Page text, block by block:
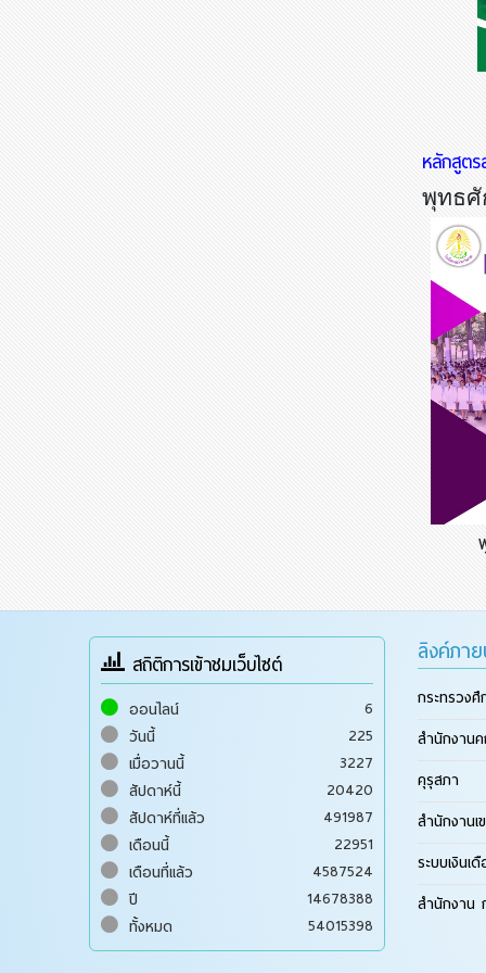
หลักสูต
พุทธ
สถิติการเข้าชมเว็บไซต์
ออนไลน์
6
วันนี้
225
เมื่อวานนี้
3227
สัปดาห์นี้
20420
สัปดาห์ที่แล้ว
491987
เดือนนี้
22951
เดือนที่แล้ว
4587524
ปี
14678388
ทั้งหมด
54015398
ลิงค์ภา
กระทรวง
สำนักงาน
คุรุสภา
สำนักงาน
ระบบเงินเ
สำนักงาน